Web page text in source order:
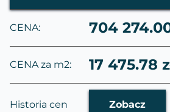
CENA: 704
CENA za m2: 17 475.78
Historia cen Zobacz